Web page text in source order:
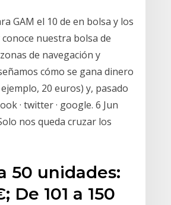
GAM el 10 de en bolsa y los
nuestra bolsa de
de navegación y
cómo se gana dinero
20 euros) y, pasado
· twitter · google. 6 Jun
nos queda cruzar los
50 unidades:
De 101 a 150